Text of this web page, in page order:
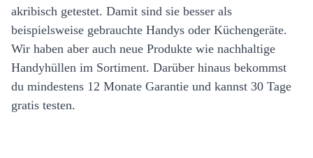
akribisch getestet. Damit sind sie besser als
beispielsweise gebrauchte Handys oder Küchengeräte.
Wir haben aber auch neue Produkte wie nachhaltige
Handyhüllen im Sortiment. Darüber hinaus bekommst
du mindestens 12 Monate Garantie und kannst 30 Tage
gratis testen.